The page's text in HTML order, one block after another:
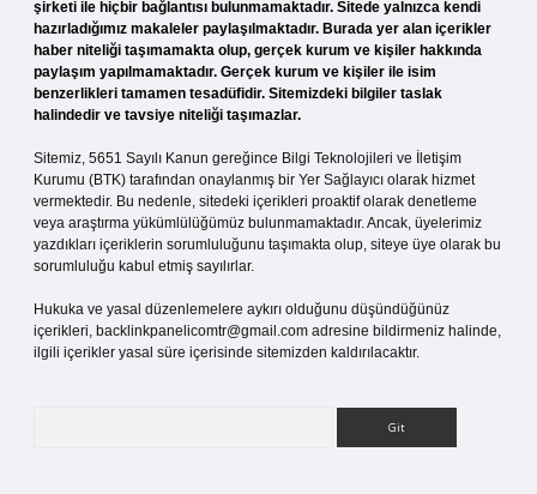
şirketi ile hiçbir bağlantısı bulunmamaktadır. Sitede yalnızca kendi
hazırladığımız makaleler paylaşılmaktadır. Burada yer alan içerikler
haber niteliği taşımamakta olup, gerçek kurum ve kişiler hakkında
paylaşım yapılmamaktadır. Gerçek kurum ve kişiler ile isim
benzerlikleri tamamen tesadüfidir. Sitemizdeki bilgiler taslak
halindedir ve tavsiye niteliği taşımazlar.
Sitemiz, 5651 Sayılı Kanun gereğince Bilgi Teknolojileri ve İletişim
Kurumu (BTK) tarafından onaylanmış bir Yer Sağlayıcı olarak hizmet
vermektedir. Bu nedenle, sitedeki içerikleri proaktif olarak denetleme
veya araştırma yükümlülüğümüz bulunmamaktadır. Ancak, üyelerimiz
yazdıkları içeriklerin sorumluluğunu taşımakta olup, siteye üye olarak bu
sorumluluğu kabul etmiş sayılırlar.
Hukuka ve yasal düzenlemelere aykırı olduğunu düşündüğünüz
içerikleri, backlinkpanelicomtr@gmail.com adresine bildirmeniz halinde,
ilgili içerikler yasal süre içerisinde sitemizden kaldırılacaktır.